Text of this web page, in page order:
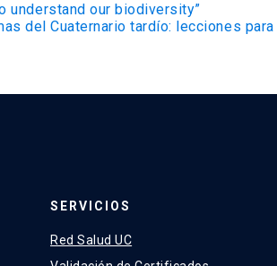
understand our biodiversity”
del Cuaternario tardío: lecciones
SERVICIOS
Red Salud UC